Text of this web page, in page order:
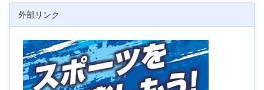
外部リンク